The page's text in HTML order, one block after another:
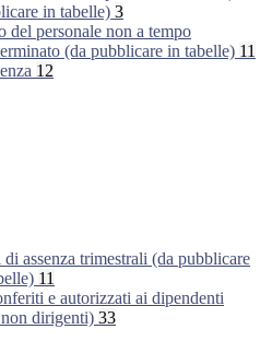
in tabelle) 3
del personale non a tempo
(da pubblicare in tabelle) 11
12
di assenza trimestrali (da pubblicare
11
e autorizzati ai dipendenti
dirigenti) 33